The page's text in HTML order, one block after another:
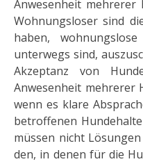
Anwesenheit mehrerer
Wohnungsloser sind
haben,
unterwegs sind,
Akzeptanz von
Anwesenheit mehrerer
wenn es klare
betroffenen
müssen nicht
den, in denen für die